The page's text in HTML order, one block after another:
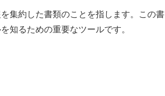
集約した書類のことを指します。この書
知るための重要なツールです。